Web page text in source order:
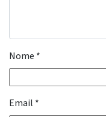
Nome *
Email *